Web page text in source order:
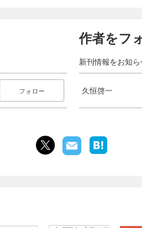
フォロー
作者をフ
新刊情報をお知ら
久恒啓一